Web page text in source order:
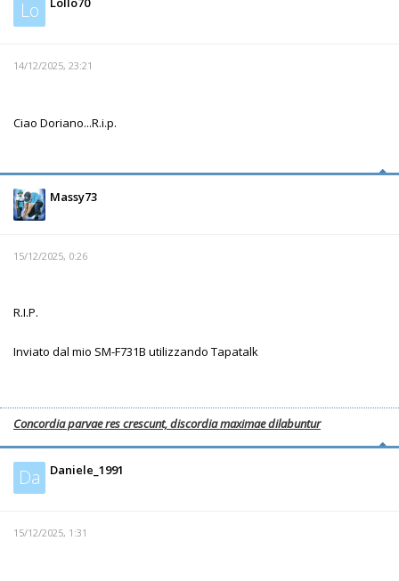
Lo
14/12/2025, 23:21
Ciao Doriano...R.i.p.
Massy73
15/12/2025, 0:26
R.I.P.
Inviato dal mio SM-F731B utilizzando Tapatalk
Concordia parvae res crescunt, discordia maximae dilabuntur
Da Daniele_1991
15/12/2025, 1:31